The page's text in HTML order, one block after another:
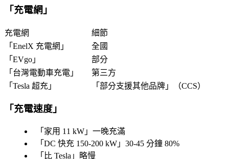
「充電網 」
充電網
細節
「 EnelX 充電網 」
全國
「 EVgo 」
部分
「 台灣電動車充電 」
第三方
「 Tesla 超充 」 「 部分支援其他品牌 」（CCS）
「 充電速度 」
「 家用 11 kW 」一晚充滿
「 DC 快充 150-200 kW 」30-45 分鐘 80%
「 比 Tesla 」略慢